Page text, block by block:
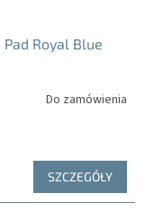
Royal Blue
Do zamówienia
SZCZEGÓŁY